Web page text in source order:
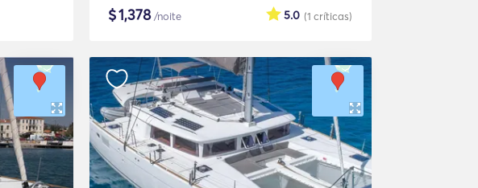
$1,378/noite (1 críticas)
5.0